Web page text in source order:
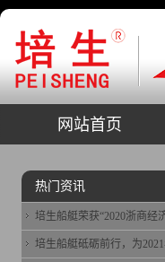
网站首页
热门资讯
培生船艇荣获“2020浙商经
培生船艇砥砺前行，为